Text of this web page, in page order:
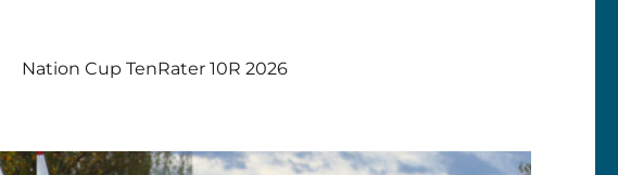
Nation Cup TenRater 10R 2026